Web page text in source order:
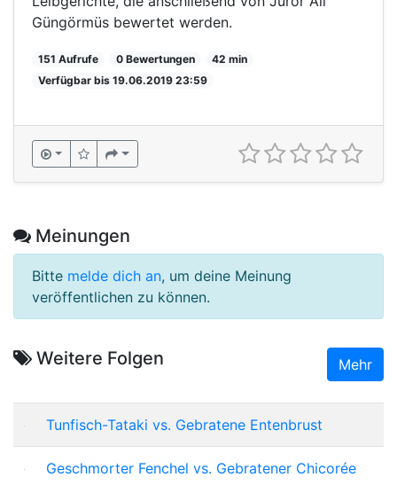
Güngörmüs bewertet werden.
151 Aufrufe 0 Bewertungen
42 min
Verfügbar bis 19.06.2019 23:59
Meinungen
Bitte melde dich an, um deine Meinung
veröffentlichen zu können.
Weitere Folgen Mehr
Tunfisch-Tataki vs. Gebratene Entenbrust
Geschmorter Fenchel vs. Gebratener Chicorée